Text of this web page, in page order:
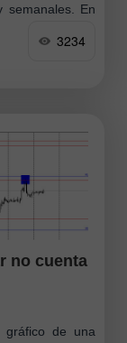
semanales. En
3234
no cuenta
gráfico de una